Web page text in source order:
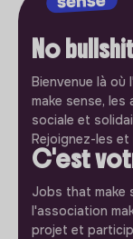
No
Bienvenue là
make sense, les
sociale et
Rejoignez-les
C'est
Jobs that make
l'association
projet et